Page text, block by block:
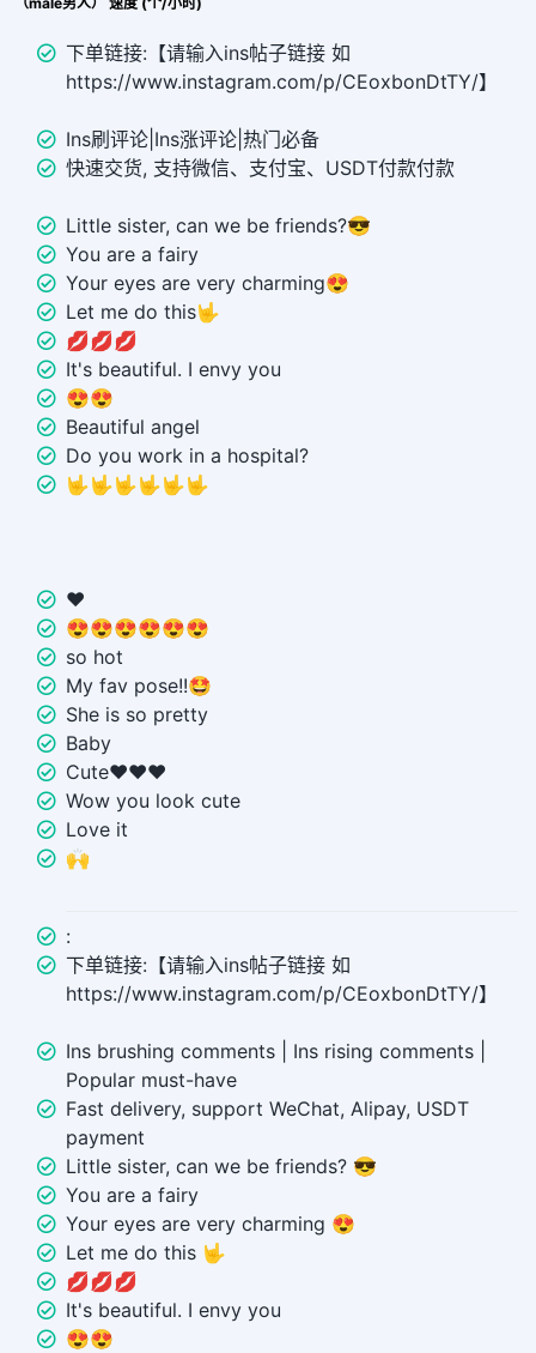
下单链接:【请输入ins帖子链接 如
https://www.instagram.com/p/CEoxbonDtTY/】
Ins刷评论|Ins涨评论|热门必备
快速交货, 支持微信、支付宝、USDT付款付款
Little sister, can we be friends?😎
You are a fairy
Your eyes are very charming😍
Let me do this🤟
💋💋💋
It's beautiful. I envy you
😍😍
Beautiful angel
Do you work in a hospital?
🤟🤟🤟🤟🤟🤟
❤️
😍😍😍😍😍😍
so hot
My fav pose!!🤩
She is so pretty
Baby
Cute❤️❤️❤️
Wow you look cute
Love it
🙌
:
下单链接:【请输入ins帖子链接 如
https://www.instagram.com/p/CEoxbonDtTY/】
Ins brushing comments | Ins rising comments |
Popular must-have
Fast delivery, support WeChat, Alipay, USDT
payment
Little sister, can we be friends? 😎
You are a fairy
Your eyes are very charming 😍
Let me do this 🤟
💋💋💋
It's beautiful. I envy you
😍😍